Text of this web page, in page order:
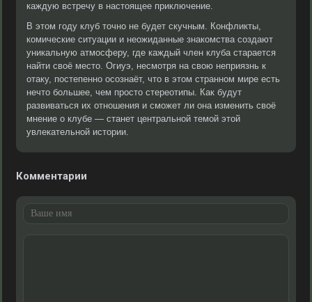
каждую встречу в настоящее приключение.
В этом году клуб точно не будет скучным. Конфликты,
комические ситуации и неожиданные знакомства создают
уникальную атмосферу, где каждый член клуба старается
найти своё место. Огиуэ, несмотря на свою неприязнь к
отаку, постепенно осознаёт, что в этом странном мире есть
нечто большее, чем просто стереотипы. Как будут
развиваться их отношения и сможет ли она изменить своё
мнение о клубе — станет центральной темой этой
увлекательной истории.
Комментарии